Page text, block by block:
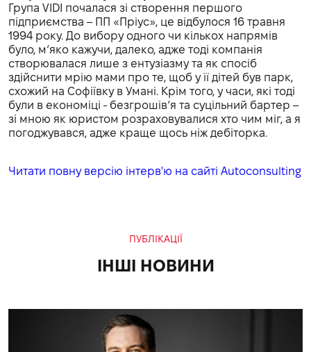
Група VIDI почалася зі створення першого
підприємства – ПП «Пріус», це відбулося 16 травня
1994 року. До вибору одного чи кількох напрямів
було, м‘яко кажучи, далеко, адже тоді компанія
створювалася лише з ентузіазму та як спосіб
здійснити мрію мами про те, щоб у її дітей був парк,
схожий на Софіївку в Умані. Крім того, у часи, які тоді
були в економіці - безгрошів‘я та суцільний бартер –
зі мною як юристом розраховувалися хто чим міг, а я
погоджувався, адже краще щось ніж дебіторка.
Читати повну версію інтерв'ю на сайті Autoconsulting
ПУБЛІКАЦІЇ
ІНШІ НОВИНИ